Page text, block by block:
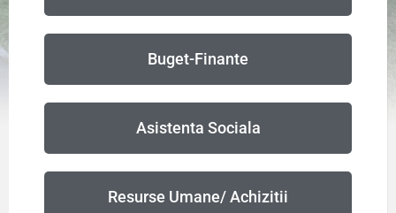
Buget-Finante
Asistenta Sociala
Resurse Umane/ Achizitii